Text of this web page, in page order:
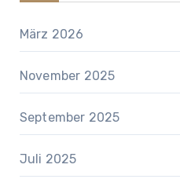
März 2026
November 2025
September 2025
Juli 2025